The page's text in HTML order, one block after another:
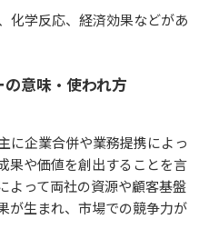
化学反応、経済効果などがあ
意味・使われ方
に企業合併や業務提携によっ
果や価値を創出することを言
よって両社の資源や顧客基盤
が生まれ、市場での競争力が